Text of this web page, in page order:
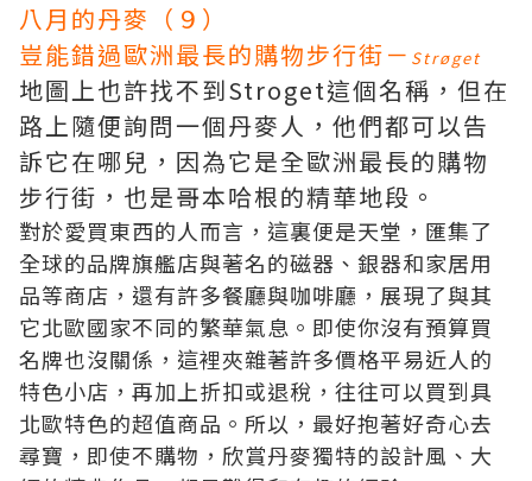
八月的丹麥（９）
豈能錯過歐洲最長的購物步行街－ Strøget
地圖上也許找不到Stroget這個名稱，但在
路上隨便詢問一個丹麥人，他們都可以告
訴它在哪兒， 因為它是全歐洲最長的購物
步行街，也是哥本哈根的精華地段。
對於愛買東西的人而言，這裏便是天堂，匯集了
全球的品牌旗艦店與著名的磁器、銀器和家居用
品等商店，還有許多餐廳與咖啡廳，展現了與其
它北歐國家不同的繁華氣息。即使你沒有預算買
名牌也沒關係，這裡夾雜著許多價格平易近人的
特色小店，再加上折扣或退稅，往往可以買到具
北歐特色的超值商品。所以，最好抱著好奇心去
尋寶，即使不購物，欣賞丹麥獨特的設計風、大